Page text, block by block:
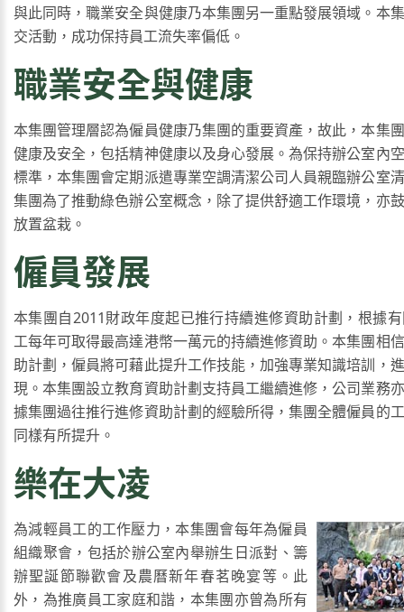
與此同時，職業安全與健康乃本集團另一重點發展領域。本
交活動，成功保持員工流失率偏低。
職業安全與健康
本集團管理層認為僱員健康乃集團的重要資產，故此，本集
健康及安全，包括精神健康以及身心發展。為保持辦公室內
標準，本集團會定期派遣專業空調清潔公司人員親臨辦公室
集團為了推動綠色辦公室概念，除了提供舒適工作環境，亦
放置盆栽。
僱員發展
本集團自2011財政年度起已推行持續進修資助計劃，根據
工每年可取得最高達港幣一萬元的持續進修資助。本集團相
助計劃，僱員將可藉此提升工作技能，加強專業知識培訓，
現。本集團設立教育資助計劃支持員工繼續進修，公司業務
據集團過往推行進修資助計劃的經驗所得，集團全體僱員的
同樣有所提升。
樂在大凌
為減輕員工的工作壓力，本集團會每年為僱員
組織聚會，包括於辦公室內舉辦生日派對、籌
辦聖誕節聯歡會及農曆新年春茗晚宴等。此
外，為推廣員工家庭和諧，本集團亦曾為所有